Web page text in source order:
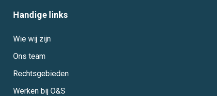
Handige links
Wie wij zijn
Ons team
Rechtsgebieden
Werken bij O&S